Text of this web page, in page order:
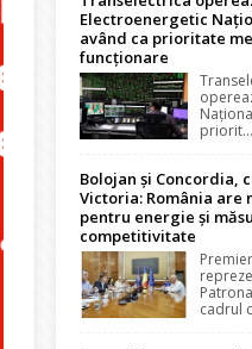
Electroenergetic
având ca prioritate
funcționare
priorit...
Bolojan și Concordia,
Victoria: România are
pentru energie și
competitivitate
cadrul